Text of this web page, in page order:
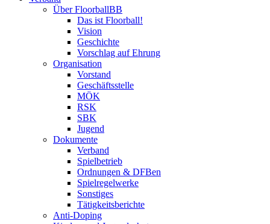
Über FloorballBB
Das ist Floorball!
Vision
Geschichte
Vorschlag auf Ehrung
Organisation
Vorstand
Geschäftsstelle
MÖK
RSK
SBK
Jugend
Dokumente
Verband
Spielbetrieb
Ordnungen & DFBen
Spielregelwerke
Sonstiges
Tätigkeitsberichte
Anti-Doping